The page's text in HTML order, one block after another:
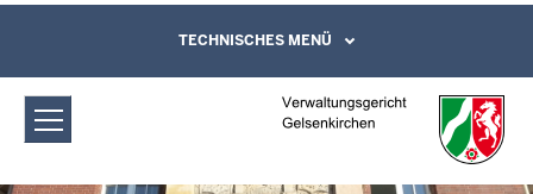
Verwaltungsgericht Gelsenkirchen:
Sitzungstermine
Direkt zum Inhalt
Leichte Sprache, Gebärdensprachenvideo
und Kontaktformular
TECHNISCHES MENÜ